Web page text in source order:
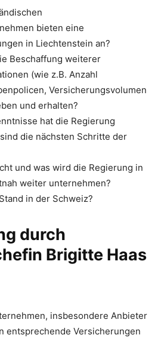
bieten eine
in Liechtenstein an?
Beschaffung weiterer
(wie z.B. Anzahl
Versicherungsvolumen
und erhalten?
hat die Regierung
die nächsten Schritte der
und was wird die Regierung in
weiter unternehmen?
in der Schweiz?
durch
Brigitte Haas
insbesondere Anbieter
entsprechende Versicherungen